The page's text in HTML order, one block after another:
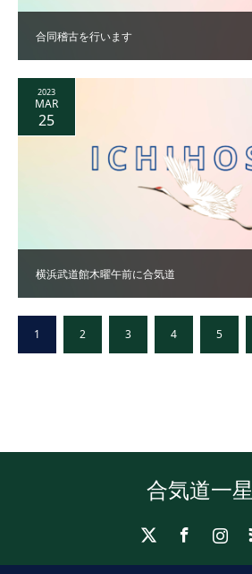
合同稽古を行います
横浜武道館木曜午前に合気道
2023
MAR
25
1 2 3 4 5
合気道一星
InstagramRSS